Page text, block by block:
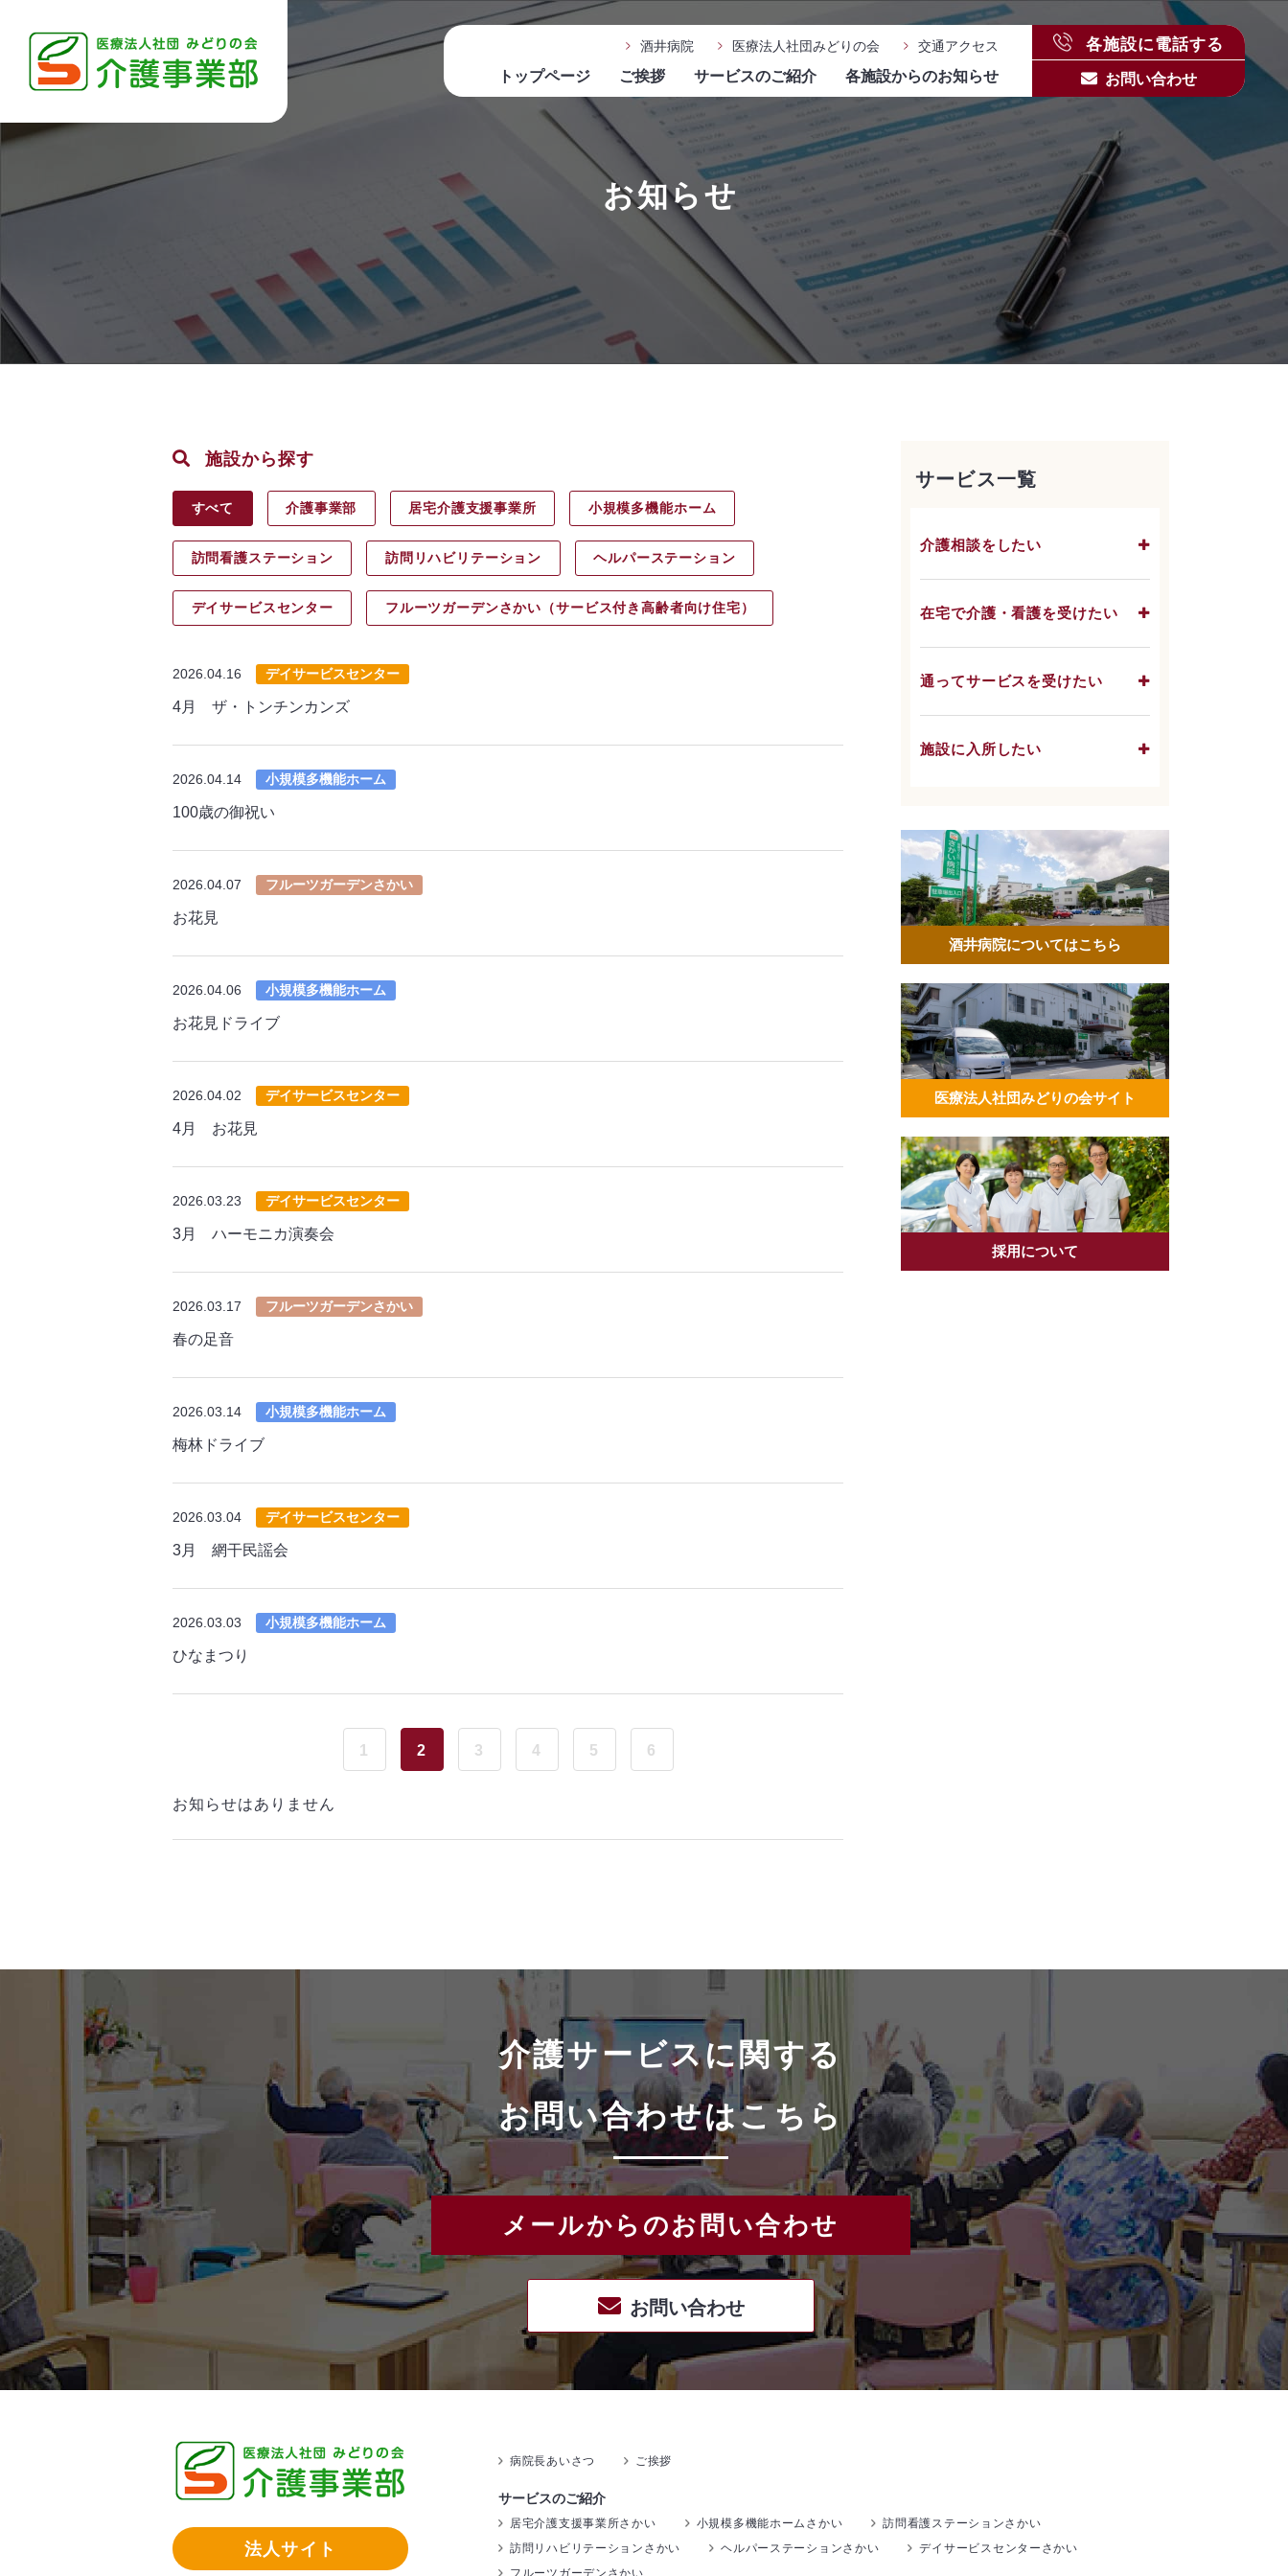
酒井病院 医療法人社団みどりの会 交通アクセス
トップページ ご挨拶 サービスのご紹介 各施設からのお知らせ
各施設に電話する
お問い合わせ
お知らせ
施設から探す
すべて 介護事業部 居宅介護支援事業所 小規模多機能ホーム
訪問看護ステーション 訪問リハビリ テーション ヘルパーステーション
デイサービスセンター フルーツガーデンさかい（サービス付き高齢者向け住宅）
2026.04.16 デイサービスセンター
4月 ザ・トンチンカンズ
2026.04.14 小規模多機能ホーム
100歳の御祝い
2026.04.07 フルーツガーデンさかい
お花見
2026.04.06 小規模多機能ホーム
お花見ドライブ
2026.04.02 デイサービスセンター
4月 お花見
2026.03.23 デイサービスセンター
3月 ハーモニカ演奏会
2026.03.17 フルーツガーデンさかい
春の足音
2026.03.14 小規模多機能ホーム
梅林ドライブ
2026.03.04 デイサービスセンター
3月 網干民謡会
2026.03.03 小規模多機能ホーム
ひなまつり
1 2 3 4 5 6
お知らせはありません
サービス一覧
介護相談をしたい
在宅で介護・看護を受けたい
通ってサービスを受けたい
施設に入所したい
酒井病院についてはこちら
医療法人社団みどりの会サイト
採用について
介護サービスに関する
お問い合わせはこちら
メールからのお問い合わせ
お問い合わせ
法人サイト
病院長あいさつ ご挨拶
サービスのご紹介
居宅介護支援事業所さかい 小規模多機能ホームさかい
訪問看護ステーションさかい
訪問リハビリテーションさかい
ヘルパーステーションさかい
デイサービスセンターさかい
フルーツガーデンさかい